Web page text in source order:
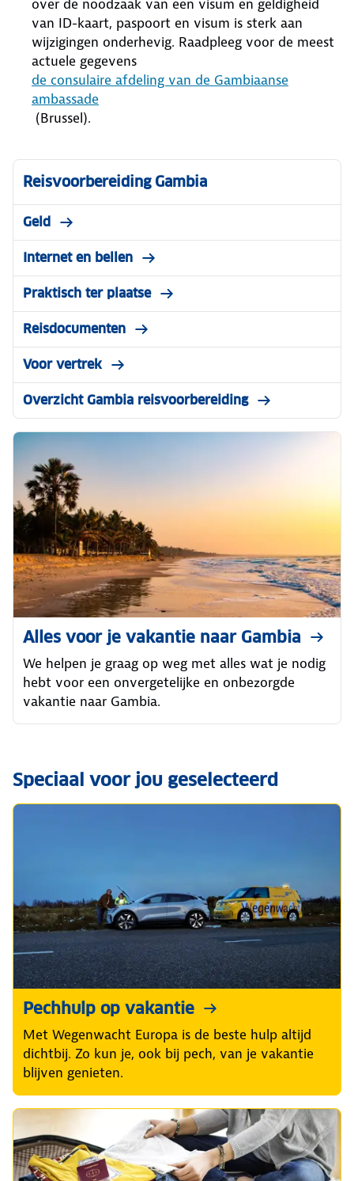
over de noodzaak van een visum en geldigheid
van ID-kaart, paspoort en visum is sterk aan
wijzigingen onderhevig. Raadpleeg voor de meest
actuele gegevens
de consulaire afdeling van de Gambiaanse
ambassade
(Brussel).
Reisvoorbereiding Gambia
Geld
Internet en bellen
Praktisch ter plaatse
Reisdocumenten
Voor vertrek
Overzicht Gambia reisvoorbereiding
Alles voor je vakantie naar Gambia
We helpen je graag op weg met alles wat je nodig
hebt voor een onvergetelijke en onbezorgde
vakantie naar Gambia.
Speciaal voor jou geselecteerd
Pechhulp op vakantie
Met Wegenwacht Europa is de beste hulp altijd
dichtbij. Zo kun je, ook bij pech, van je vakantie
blijven genieten.